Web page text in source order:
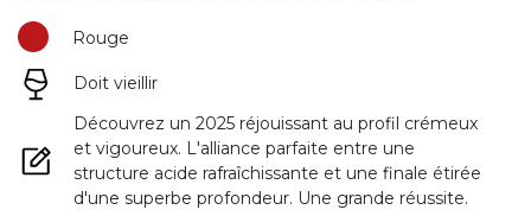
Rouge
Doit vieillir
Découvrez un 2025 réjouissant au profil crémeux
et vigoureux. L'alliance parfaite entre une
structure acide rafraîchissante et une finale étirée
d'une superbe profondeur. Une grande réussite.